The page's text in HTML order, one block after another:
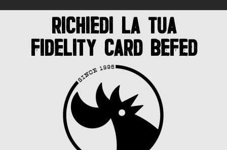
RICHIEDI LA TUA
FIDELITY CARD BEFED